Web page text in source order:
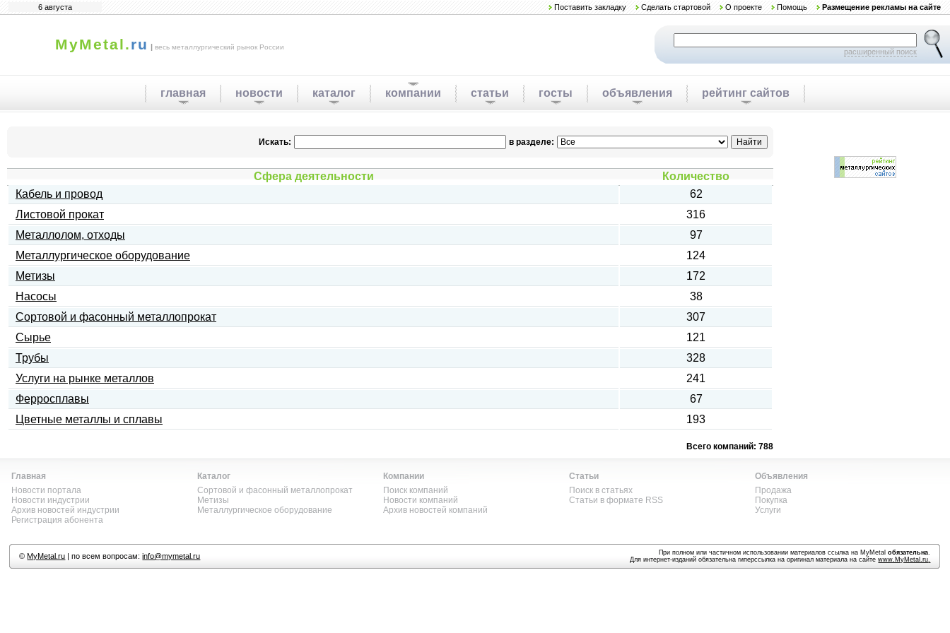
6 августа Поставить закладку Сделать стартовой О проекте Помощь Размещение рекламы на сайте
MyMetal.ru | весь металлургический рынок России
расширенный поиск
главная новости каталог компании статьи госты объявления рейтинг сайтов
Искать: в разделе:
Сфера деятельности
Количество
Кабель и провод
62
Листовой прокат
316
Металлолом, отходы
97
Металлургическое оборудование
124
Метизы
172
Насосы
38
Сортовой и фасонный металлопрокат
307
Сырье
121
Трубы
328
Услуги на рынке металлов
241
Ферросплавы
67
Цветные металлы и сплавы
193
Всего компаний: 788
Главная
Новости портала
Новости индустрии
Архив новостей индустрии
Регистрация абонента
Каталог
Сортовой и фасонный металлопрокат
Метизы
Металлургическое оборудование
Компании
Поиск компаний
Новости компаний
Архив новостей компаний
Статьи
Поиск в статьях
Статьи в формате RSS
Объявления
Продажа
Покупка
Услуги
©MyMetal.ru | по всем вопросам:info@mymetal.ru При полном или частичном использовании материалов ссылка на MyMetalобязательна.
Для интернет-изданий обязательна гиперссылка на оригинал материала на сайтеwww.MyMetal.ru.